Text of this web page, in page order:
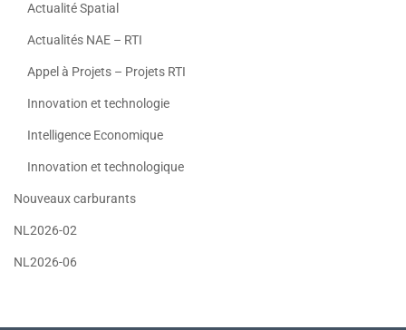
Actualité Spatial
Actualités NAE – RTI
Appel à Projets – Projets RTI
Innovation et technologie
Intelligence Economique
Innovation et technologique
Nouveaux carburants
NL2026-02
NL2026-06